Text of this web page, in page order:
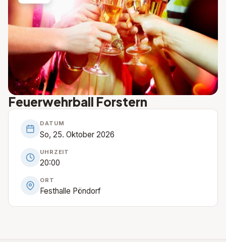
Feuerwehrball Forstern
DATUM
So, 25. Oktober 2026
UHRZEIT
20:00
ORT
Festhalle Pöndorf